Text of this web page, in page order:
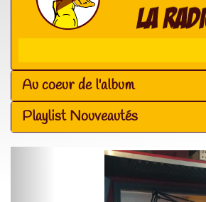
Au coeur de l'album
Playlist Nouveautés